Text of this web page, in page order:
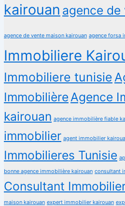
kairouan agence de
agence de vente maison kairouan agence forsa
Immobiliere
Immobiliere tunisie
Immobilière Agence
kairouan agence immobilière fiable
immobilier agent immobilier
Immobilieres Tunisie
bonne agence immobilière kairouan consultant
Consultant
maison kairouan expert immobilier kairouan